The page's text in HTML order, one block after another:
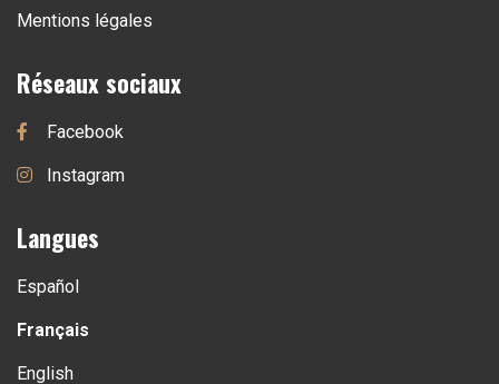
Mentions légales
Réseaux sociaux
Facebook
Instagram
Langues
Español
Français
English